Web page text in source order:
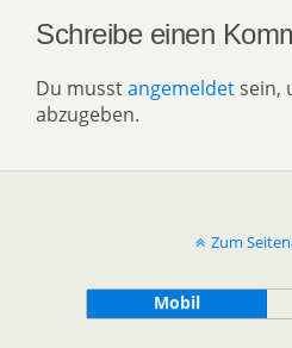
Schreibe einen
Du musstangemeldet sein,
abzugeben.
Zum
Mobil